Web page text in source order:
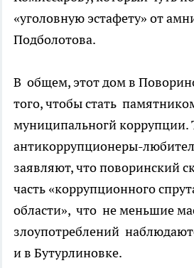
«уголовную эстафету» от
Подболотова.
В общем, этот дом в
того, чтобы стать
муниципальногй коррупции.
антикоррупционеры-
заявляют, что поворинский
часть «коррупционного
области», что не меньшие
злоупотреблений
и в Бутурлиновке.